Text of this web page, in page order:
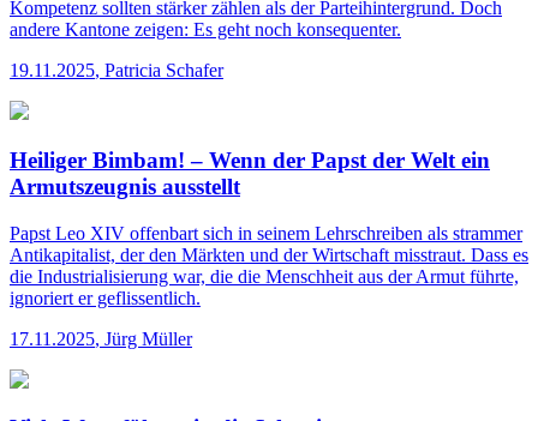
Kompetenz sollten stärker zählen als der Parteihintergrund. Doch
andere Kantone zeigen: Es geht noch konsequenter.
19.11.2025, Patricia Schafer
Heiliger Bimbam! – Wenn der Papst der Welt ein
Armutszeugnis ausstellt
Papst Leo XIV offenbart sich in seinem Lehrschreiben als strammer
Antikapitalist, der den Märkten und der Wirtschaft misstraut. Dass es
die Industrialisierung war, die die Menschheit aus der Armut führte,
ignoriert er geflissentlich.
17.11.2025, Jürg Müller